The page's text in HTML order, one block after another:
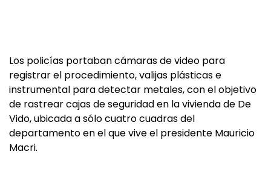
Los policías portaban cámaras de video para
registrar el procedimiento, valijas plásticas e
instrumental para detectar metales, con el objetivo
de rastrear cajas de seguridad en la vivienda de De
Vido, ubicada a sólo cuatro cuadras del
departamento en el que vive el presidente Mauricio
Macri.